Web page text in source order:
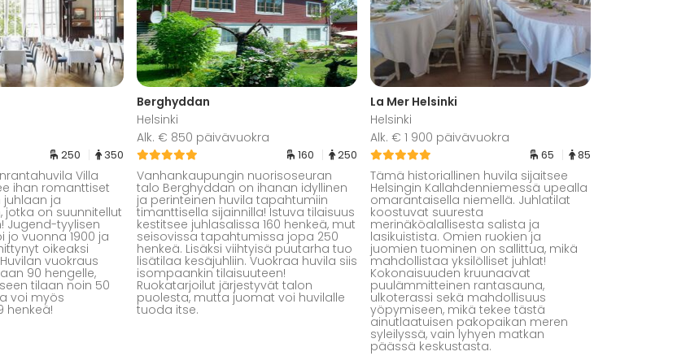
250 350
Villa
ihan romanttiset
ja
jotka on suunnitellut
Jugend-tyylisen
jo vuonna 1900 ja
oikeaksi
vuokraus
90 hengelle,
tilaan noin 50
voi myös
henkeä!
Berghyddan
Helsinki
Alk. € 850 päivävuokra
160 250
Vanhankaupungin nuorisoseuran
talo Berghyddan on ihanan idyllinen
ja perinteinen huvila tapahtumiin
timanttisella sijainnilla! Istuva tilaisuus
kestitsee juhlasalissa 160 henkeä, mut
seisovissa tapahtumissa jopa 250
henkeä. Lisäksi viihtyisä puutarha tuo
lisätilaa kesäjuhliin. Vuokraa huvila siis
isompaankin tilaisuuteen!
Ruokatarjoilut järjestyvät talon
puolesta, mutta juomat voi huvilalle
tuoda itse.
La Mer Helsinki
Helsinki
Alk. € 1 900 päivävuokra
65 85
Tämä historiallinen huvila sijaitsee
Helsingin Kallahdenniemessä upealla
omarantaisella niemellä. Juhlatilat
koostuvat suuresta
merinäköalallisesta salista ja
lasikuistista. Omien ruokien ja
juomien tuominen on sallittua, mikä
mahdollistaa yksilölliset juhlat!
Kokonaisuuden kruunaavat
puulämmitteinen rantasauna,
ulkoterassi sekä mahdollisuus
yöpymiseen, mikä tekee tästä
ainutlaatuisen pakopaikan meren
syleilyssä, vain lyhyen matkan
päässä keskustasta.